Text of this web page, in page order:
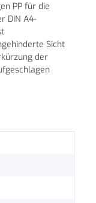
PP für die
DIN A4-
Sicht
der